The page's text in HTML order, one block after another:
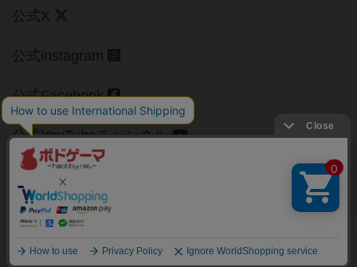
公式X
公式instagram
公式Facebook
公式YouTubeチャンネル